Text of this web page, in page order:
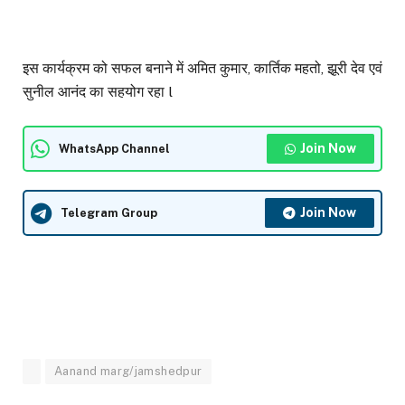
इस कार्यक्रम को सफल बनाने में अमित कुमार, कार्तिक महतो, झूरी देव एवं
सुनील आनंद का सहयोग रहा l
WhatsApp Channel Join Now
Telegram Group Join Now
Aanand marg/jamshedpur